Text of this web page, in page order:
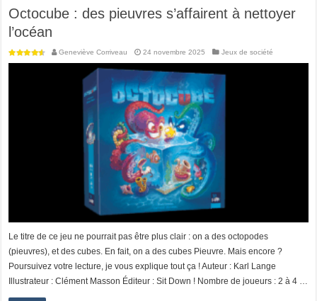
Octocube : des pieuvres s’affairent à nettoyer
l’océan
Geneviève Corriveau 24 novembre 2025 Jeux de société
Le titre de ce jeu ne pourrait pas être plus clair : on a des octopodes
(pieuvres), et des cubes. En fait, on a des cubes Pieuvre. Mais encore ?
Poursuivez votre lecture, je vous explique tout ça ! Auteur : Karl Lange
Illustrateur : Clément Masson Éditeur : Sit Down ! Nombre de joueurs : 2 à 4 …